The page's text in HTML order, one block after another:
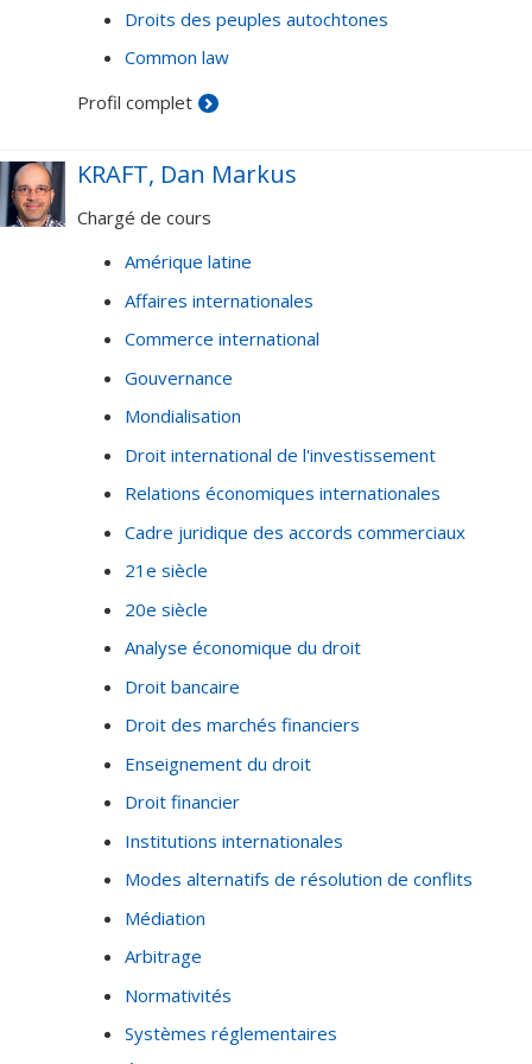
Droits des peuples autochtones
Common law
Profil complet
KRAFT, Dan Markus
Chargé de cours
Amérique latine
Affaires internationales
Commerce international
Gouvernance
Mondialisation
Droit international de l'investissement
Relations économiques internationales
Cadre juridique des accords commerciaux
21e siècle
20e siècle
Analyse économique du droit
Droit bancaire
Droit des marchés financiers
Enseignement du droit
Droit financier
Institutions internationales
Modes alternatifs de résolution de conflits
Médiation
Arbitrage
Normativités
Systèmes réglementaires